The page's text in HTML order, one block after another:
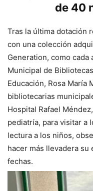
de 40
Tras la última dotación
con una colección
Generation, como cada
Municipal de
Educación, Rosa María
bibliotecarias
Hospital Rafael
pediatría, para visitar a
lectura a los niños,
hacer más llevadera su
fechas.